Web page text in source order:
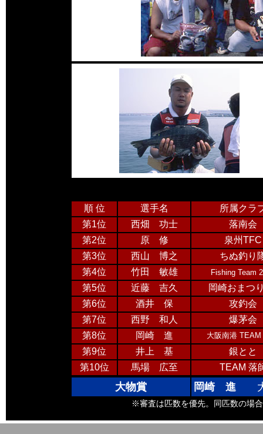
順 位 選手名
所属クラ
第1位
西畑 功士
落南会
第2位
原 修
泉州TFC
第3位
西山 博之
ちぬ釣り
第4位
竹田 敏雄 Fishing Team
第5位 近藤 吉久
岡崎おまつ
第6位
酒井 保
攻釣会
第7位
西野 和人
爆茅会
第8位
岡崎 進 大阪南港 TEAM
第9位 井上 基
銀とと
第10位
馬場 広至 TEAM 落
大物賞 岡崎 進 大
※審査は匹数を優先。同匹数の場